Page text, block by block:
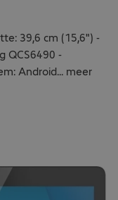
39,6 cm (15,6") -
QCS6490 -
Android... meer